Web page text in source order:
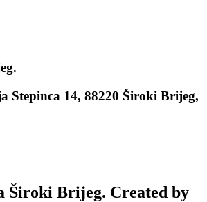
Stepinca 14, 88220 Široki Brijeg,
Široki Brijeg. Created by